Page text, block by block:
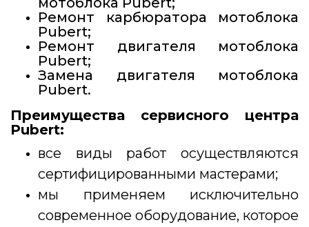
Ремонт карбюратора мотоблока
Pubert;
Ремонт двигателя мотоблока
Pubert;
Замена двигателя мотоблока
Pubert.
Преимущества сервисного центра
Pubert:
все виды работ осуществляются
сертифицированными мастерами;
мы применяем исключительно
современное оборудование, которое